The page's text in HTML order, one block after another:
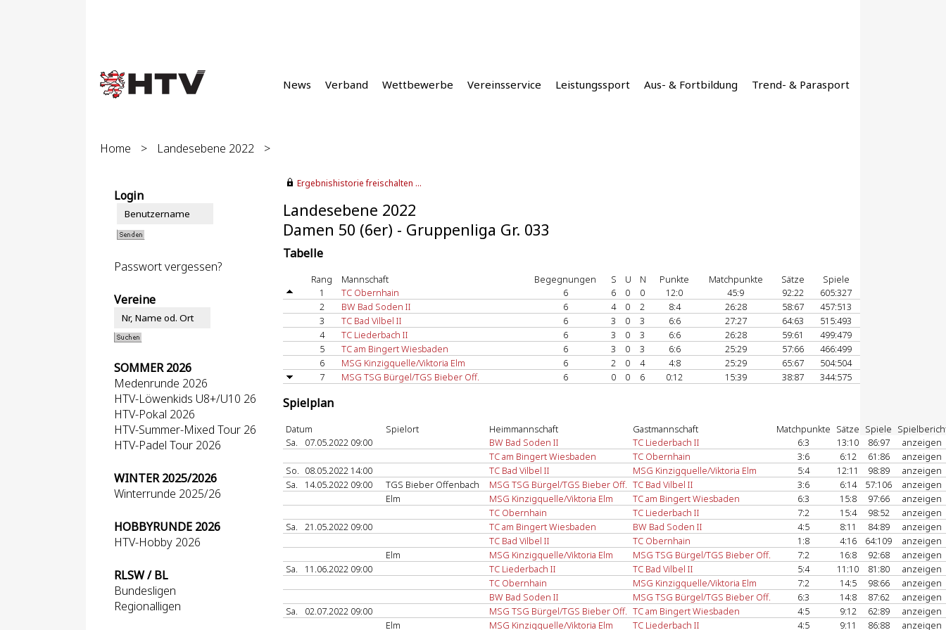
News Verband Wettbewerbe Vereinsservice Leistungssport Aus- & Fortbildung Trend- & Parasport
Home > Landesebene 2022 >
Login
Passwort vergessen?
Vereine
SOMMER 2026
Medenrunde 2026
HTV-Löwenkids U8+/U10 26
HTV-Pokal 2026
HTV-Summer-Mixed Tour 26
HTV-Padel Tour 2026
WINTER 2025/2026
Winterrunde 2025/26
HOBBYRUNDE 2026
HTV-Hobby 2026
RLSW / BL
Bundesligen
Regionalligen
Ergebnishistorie freischalten ...
Landesebene 2022
Damen 50 (6er) - Gruppenliga Gr. 033
Tabelle
Rang Mannschaft Begegnungen S U N Punkte Matchpunkte Sätze
Spiele
1
TC Obernhain 6 6 0 0 12:0 45:9 92:22
605:327
2
BW Bad Soden II 6 4 0 2 8:4 26:28 58:67
457:513
3
TC Bad Vilbel II 6 3 0 3 6:6 27:27 64:63
515:493
4
TC Liederbach II 6 3 0 3 6:6 26:28 59:61
499:479
5
TC am Bingert Wiesbaden 6 3 0 3 6:6 25:29 57:66
466:499
6
MSG Kinzigquelle/Viktoria Elm 6 2 0 4 4:8 25:29 65:67
504:504
7
MSG TSG Bürgel/TGS Bieber Off. 6 0 0 6 0:12 15:39 38:87 344:575
Spielplan
Datum Spielort Heimmannschaft Gastmannschaft Matchpunkte Sätze Spiele
Sa.
07.05.2022 09:00 BW Bad Soden II TC Liederbach II 6:3 13:10 86:97
anzeigen
TC am Bingert Wiesbaden
TC Obernhain 3:6 6:12 61:86
anzeigen
So. 08.05.2022 14:00 TC Bad Vilbel II MSG Kinzigquelle/Viktoria Elm 5:4 12:11 98:89
anzeigen
Sa.
14.05.2022 09:00 TGS Bieber Offenbach MSG TSG Bürgel/TGS Bieber Off. TC Bad Vilbel II 3:6 6:14 57:106
anzeigen
Elm
MSG Kinzigquelle/Viktoria Elm TC am Bingert Wiesbaden 6:3 15:8 97:66
anzeigen
TC Obernhain
TC Liederbach II 7:2 15:4 98:52
anzeigen
Sa.
21.05.2022 09:00 TC am Bingert Wiesbaden BW Bad Soden II 4:5 8:11 84:89
anzeigen
TC Bad Vilbel II
TC Obernhain 1:8 4:16 64:109
anzeigen
Elm
MSG Kinzigquelle/Viktoria Elm MSG TSG Bürgel/TGS Bieber Off. 7:2 16:8 92:68
anzeigen
Sa.
11.06.2022 09:00 TC Liederbach II TC Bad Vilbel II 5:4 11:10 81:80
anzeigen
TC Obernhain
MSG Kinzigquelle/Viktoria Elm 7:2 14:5 98:66
anzeigen
BW Bad Soden II
MSG TSG Bürgel/TGS Bieber Off. 6:3 14:8 87:62
anzeigen
Sa.
02.07.2022 09:00 MSG TSG Bürgel/TGS Bieber Off. TC am Bingert Wiesbaden 4:5 9:12 62:89
anzeigen
Elm
MSG Kinzigquelle/Viktoria Elm TC Liederbach II 4:5 9:11 86:88 anzeigen